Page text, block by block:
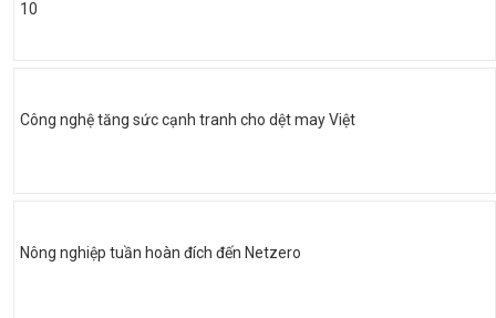
10
Công nghệ tăng sức cạnh tranh cho dệt may Việt
Nông nghiệp tuần hoàn đích đến Netzero